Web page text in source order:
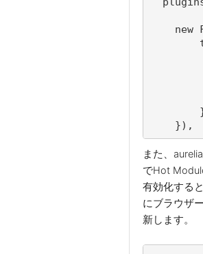
new
    }),
また、
でHot
有効化する
にブラウザ
新します。